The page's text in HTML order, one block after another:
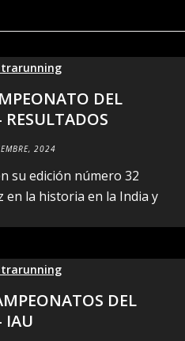
DEL
2024
su edición número 32
la historia en la India y
DEL
IAU